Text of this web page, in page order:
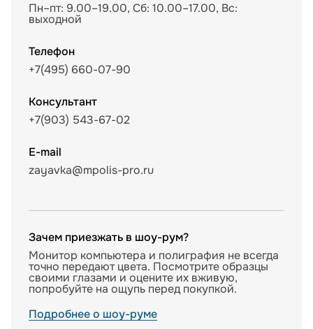
Пн–пт: 9.00–19.00, Сб: 10.00–17.00, Вс:
выходной
Телефон
+7(495) 660-07-90
Консультант
+7(903) 543-67-02
E-mail
zayavka@mpolis-pro.ru
Зачем приезжать в шоу-рум?
Монитор компьютера и полиграфия не всегда
точно передают цвета. Посмотрите образцы
своими глазами и оцените их вживую,
попробуйте на ощупь перед покупкой.
Подробнее о шоу-руме